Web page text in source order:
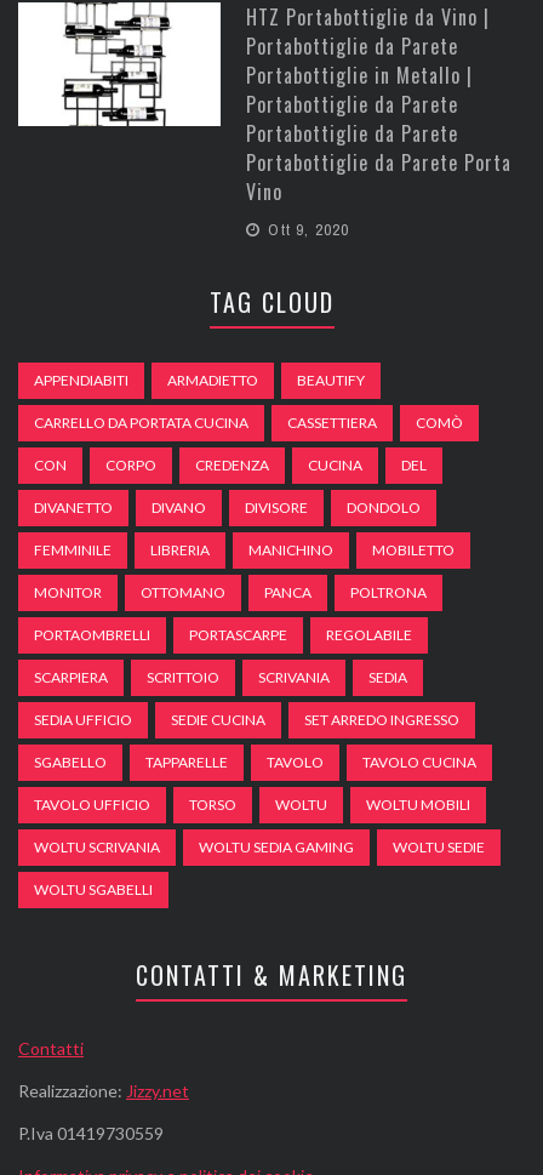
HTZ Portabottiglie da Vino |
Portabottiglie da Parete
Portabottiglie in Metallo |
Portabottiglie da Parete
Portabottiglie da Parete
Portabottiglie da Parete Porta
Vino
Ott 9, 2020
TAG CLOUD
APPENDIABITI ARMADIETTO BEAUTIFY
CARRELLO DA PORTATA CUCINA CASSETTIERA COMÒ
CON CORPO CREDENZA CUCINA DEL
DIVANETTO DIVANO DIVISORE DONDOLO
FEMMINILE LIBRERIA MANICHINO MOBILETTO
MONITOR OTTOMANO PANCA POLTRONA
PORTAOMBRELLI PORTASCARPE REGOLABILE
SCARPIERA SCRITTOIO SCRIVANIA SEDIA
SEDIA UFFICIO SEDIE CUCINA SET ARREDO INGRESSO
SGABELLO TAPPARELLE TAVOLO TAVOLO CUCINA
TAVOLO UFFICIO TORSO WOLTU WOLTU MOBILI
WOLTU SCRIVANIA WOLTU SEDIA GAMING WOLTU SEDIE
WOLTU SGABELLI
CONTATTI & MARKETING
Contatti
Realizzazione: Jizzy.net
P.Iva 01419730559